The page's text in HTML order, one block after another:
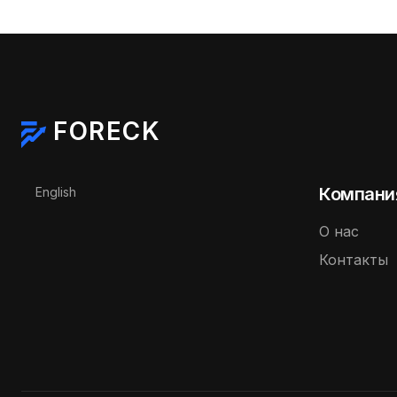
FORECK
Выберите язык
English
О нас
Контакты